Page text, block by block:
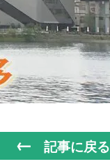
記事に戻る